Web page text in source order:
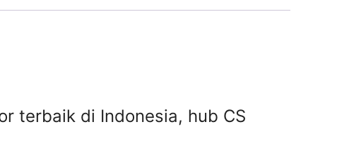
terbaik di Indonesia, hub CS